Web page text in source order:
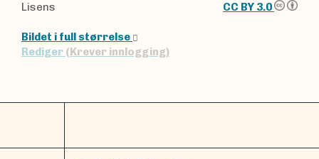
Lisens
CC BY 3.0
Bildet i full størrelse
Rediger (Krever innlogging)